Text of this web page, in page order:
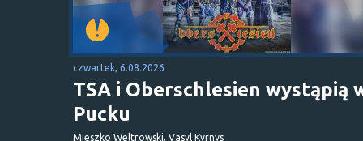
czwartek, 6.08.2026
TSA i Oberschlesien wystąpią
Pucku
Mieszko Weltrowski, Vasyl Kyrnys